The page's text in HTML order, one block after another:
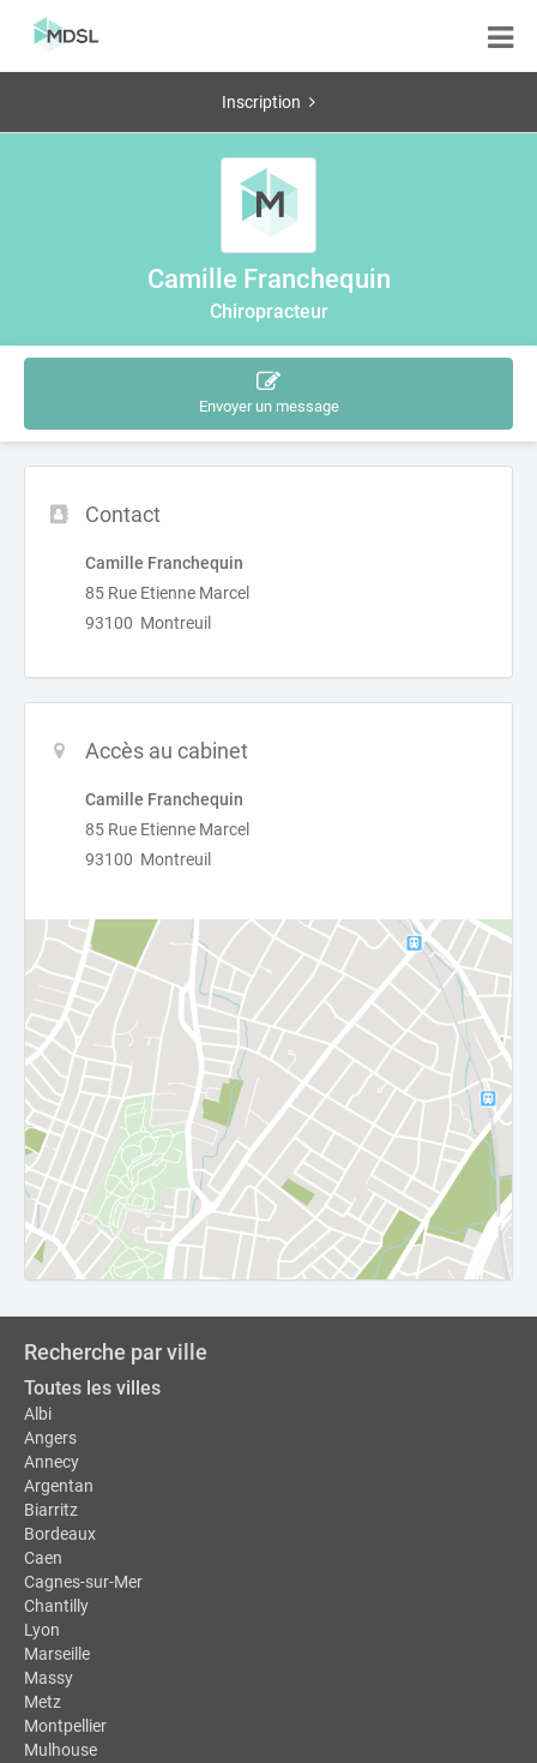
Inscription
Camille Franchequin
Chiropracteur
Envoyer un message
Contact
Camille Franchequin
85 Rue Etienne Marcel
93100 Montreuil
Accès au cabinet
Camille Franchequin
85 Rue Etienne Marcel
93100 Montreuil
Recherche par ville
Toutes les villes
Albi
Angers
Annecy
Argentan
Biarritz
Bordeaux
Caen
Cagnes-sur-Mer
Chantilly
Lyon
Marseille
Massy
Metz
Montpellier
Mulhouse